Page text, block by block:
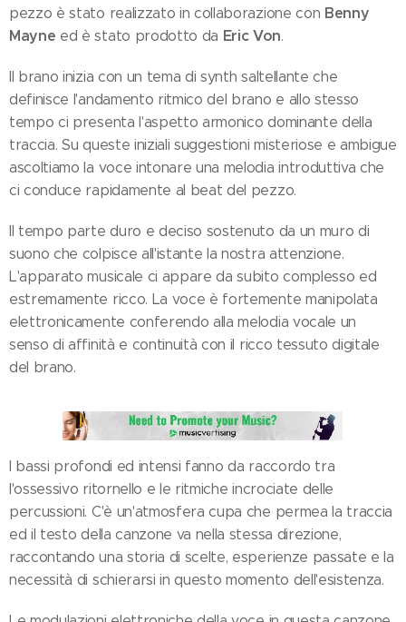
pezzo è stato realizzato in collaborazione con Benny
Mayne ed è stato prodotto da Eric Von.
Il brano inizia con un tema di synth saltellante che
definisce l'andamento ritmico del brano e allo stesso
tempo ci presenta l'aspetto armonico dominante della
traccia. Su queste iniziali suggestioni misteriose e ambigue
ascoltiamo la voce intonare una melodia introduttiva che
ci conduce rapidamente al beat del pezzo.
Il tempo parte duro e deciso sostenuto da un muro di
suono che colpisce all'istante la nostra attenzione.
L'apparato musicale ci appare da subito complesso ed
estremamente ricco. La voce è fortemente manipolata
elettronicamente conferendo alla melodia vocale un
senso di affinità e continuità con il ricco tessuto digitale
del brano.
I bassi profondi ed intensi fanno da raccordo tra
l'ossessivo ritornello e le ritmiche incrociate delle
percussioni. C'è un'atmosfera cupa che permea la traccia
ed il testo della canzone va nella stessa direzione,
raccontando una storia di scelte, esperienze passate e la
necessità di schierarsi in questo momento dell'esistenza.